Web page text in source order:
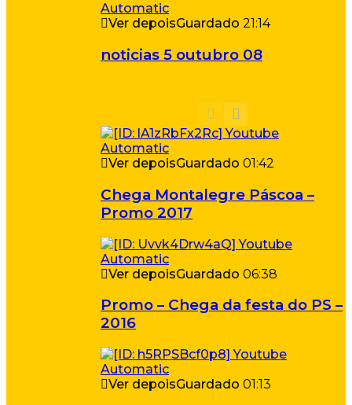
Ver depoisGuardado 21:14
noticias 5 outubro 08
Ver depoisGuardado 01:42
Chega Montalegre Páscoa –
Promo 2017
Ver depoisGuardado 06:38
Promo – Chega da festa do PS –
2016
Ver depoisGuardado 01:13